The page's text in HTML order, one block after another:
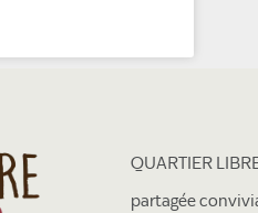
QUARTIER
partagée